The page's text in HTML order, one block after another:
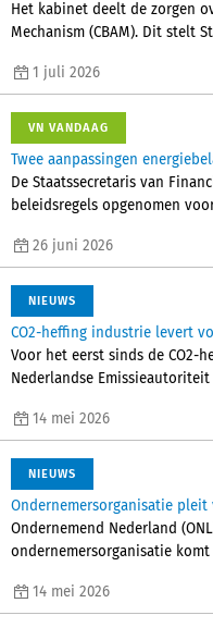
Het kabinet deelt de zorgen
Mechanism (CBAM). Dit stelt
1 juli 2026
VN VANDAAG
Twee aanpassingen
De Staatssecretaris van
beleidsregels opgenomen
26 juni 2026
NIEUWS
CO2-heffing industrie levert
Voor het eerst sinds de CO2-
Nederlandse
14 mei 2026
NIEUWS
Ondernemersorganisatie
Ondernemend Nederland
ondernemersorganisatie
14 mei 2026